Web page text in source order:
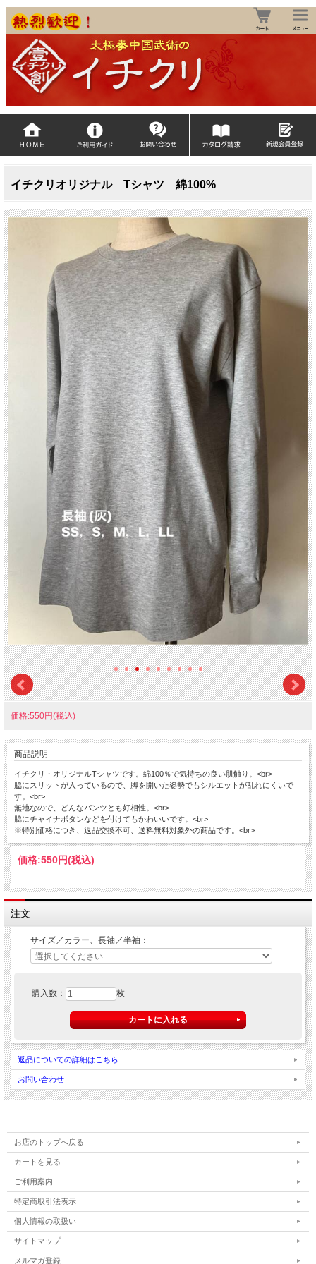
イチクリオリジナル Tシャツ 綿100%
価格:550円(税込)
商品説明
イチクリ・オリジナルTシャツです。綿100％で気持ちの良い肌触り。<br>
脇にスリットが入っているので、脚を開いた姿勢でもシルエットが乱れにくいで
す。<br>
無地なので、どんなパンツとも好相性。<br>
脇にチャイナボタンなどを付けてもかわいいです。<br>
※特別価格につき、返品交換不可、送料無料対象外の商品です。<br>
価格:550円(税込)
注文
サイズ／カラー、長袖／半袖：
購入数： 枚
返品についての詳細はこちら
お問い合わせ
お店のトップへ戻る
カートを見る
ご利用案内
特定商取引法表示
個人情報の取扱い
サイトマップ
メルマガ登録